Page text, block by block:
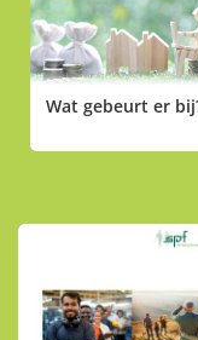
Wat gebeurt er